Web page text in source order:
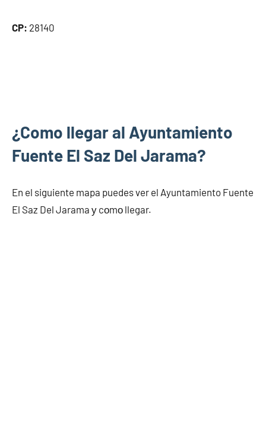
CP: 28140
¿Como llegar al Ayuntamiento
Fuente El Saz Del Jarama?
En el siguiente mapa puedes ver el Ayuntamiento Fuente
El Saz Del Jarama у cοmο llegar.